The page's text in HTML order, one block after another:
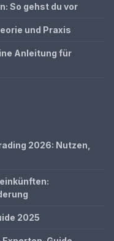
So gehst du vor
und Praxis
Anleitung für
2026: Nutzen,
2025